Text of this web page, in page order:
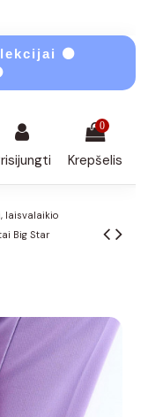
⚫
0
Krepšelis
laisvalaikio
Big Star